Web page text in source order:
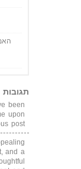
טבח
האמת המרה שלא
מפרסם
תגובות אחרונות
a blog. I have been
fun and came upon
Fabulous post. ...
offers an appealing
comfort, and a
The thoughtful